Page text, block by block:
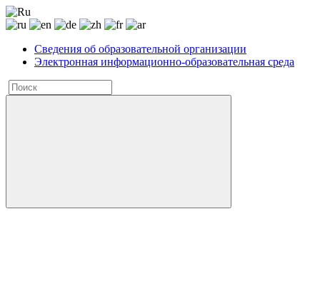
Сведения об образовательной организации
Электронная информационно-образовательная среда